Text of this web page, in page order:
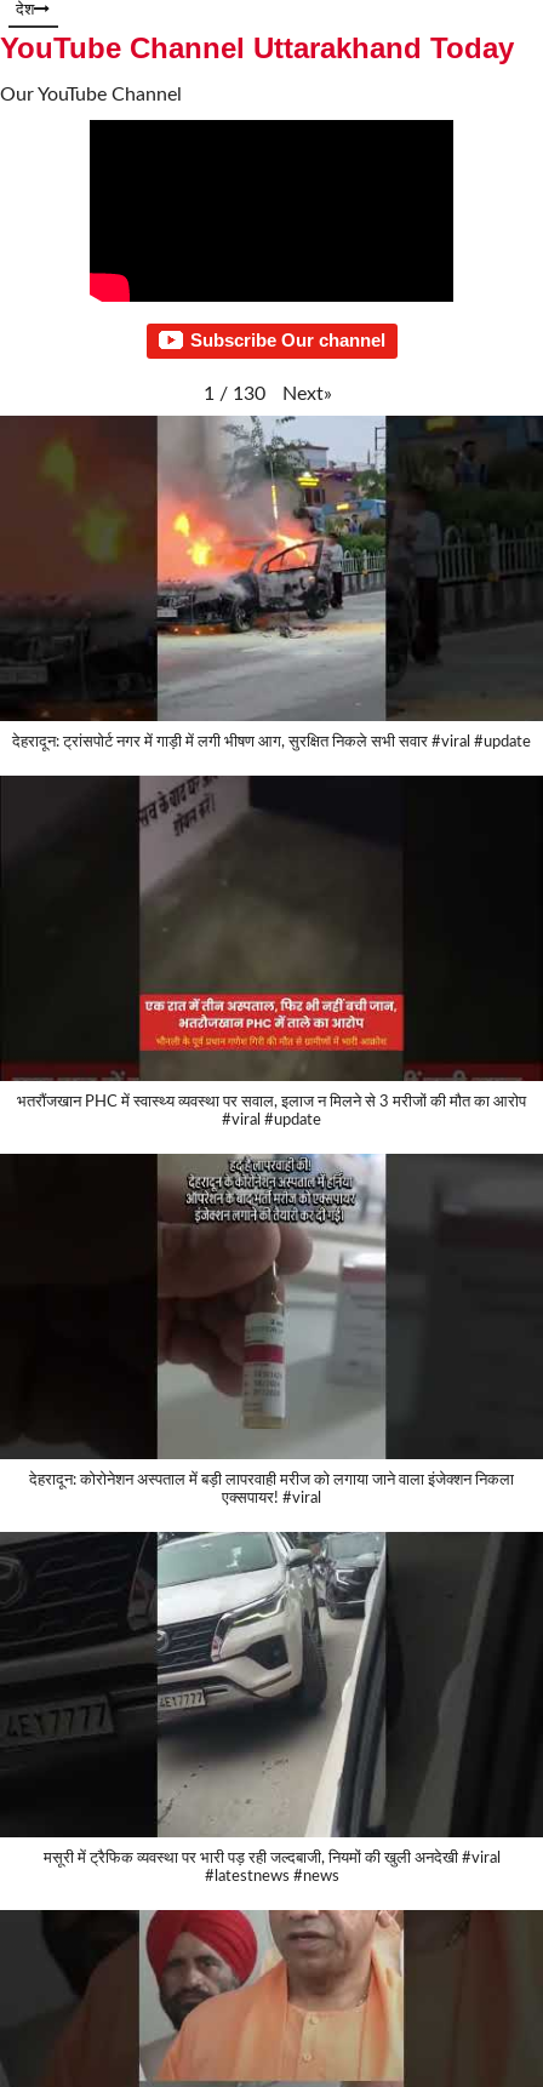
देश
YouTube Channel Uttarakhand Today
Our YouTube Channel
Subscribe Our channel
1 / 130 Next»
देहरादून: ट्रांसपोर्ट नगर में गाड़ी में लगी भीषण आग, सुरक्षित निकले सभी सवार #viral #update
भतरौंजखान PHC में स्वास्थ्य व्यवस्था पर सवाल, इलाज न मिलने से 3 मरीजों की मौत का आरोप
#viral #update
देहरादून: कोरोनेशन अस्पताल में बड़ी लापरवाही मरीज को लगाया जाने वाला इंजेक्शन निकला
एक्सपायर! #viral
मसूरी में ट्रैफिक व्यवस्था पर भारी पड़ रही जल्दबाजी, नियमों की खुली अनदेखी #viral
#latestnews #news